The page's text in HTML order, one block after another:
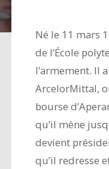
Né le 11 mars
de l’École
l’armement. Il
ArcelorMittal,
bourse
qu’il mène
devient
qu’il redresse